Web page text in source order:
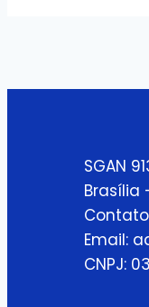
SGAN
Brasília
Email:
CNPJ: